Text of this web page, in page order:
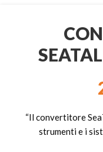
“Il convertitore
strumenti e i